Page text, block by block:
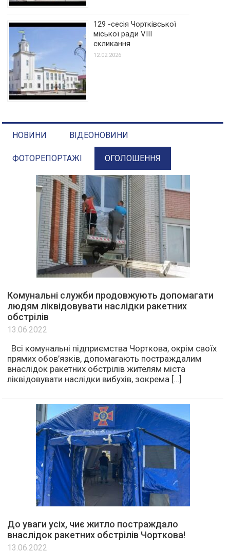
129 -сесія Чортківської
міської ради VIII
скликання
12.02.2026
НОВИНИ ВІДЕОНОВИНИ
ФОТОРЕПОРТАЖІ ОГОЛОШЕННЯ
Комунальні служби продовжують допомагати
людям ліквідовувати наслідки ракетних
обстрілів
13.06.2022
Всі комунальні підприємства Чорткова, окрім своїх
прямих обов’язків, допомагають постраждалим
внаслідок ракетних обстрілів жителям міста
ліквідовувати наслідки вибухів, зокрема […]
До уваги усіх, чиє житло постраждало
внаслідок ракетних обстрілів Чорткова!
13.06.2022